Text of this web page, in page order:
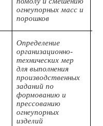
огнеупорных масс и
порошков
Определение
организационно-
технических мер
для выполнения
производственных
заданий по
формованию и
прессованию
огнеупорных
изделий